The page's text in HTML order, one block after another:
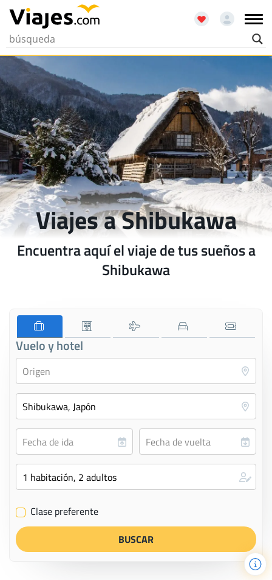
Viajes a Shibukawa
Encuentra aquí el viaje de tus sueños a
Shibukawa
Vuelo y hotel
✔ Clase preferente